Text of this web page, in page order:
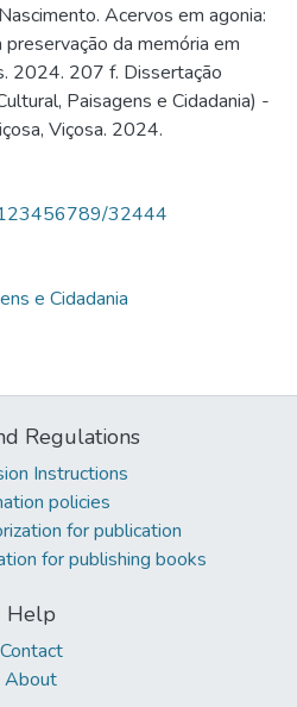
Acervos em agonia:
da memória em
2024. 207 f. Dissertação
Paisagens e Cidadania) -
Viçosa. 2024.
123456789/32444
e Cidadania
Regulations
Instructions
policies
for publication
for publishing books
Help
Contact
About